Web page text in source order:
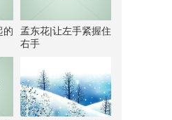
的
孟东花|让左手紧握住
右手